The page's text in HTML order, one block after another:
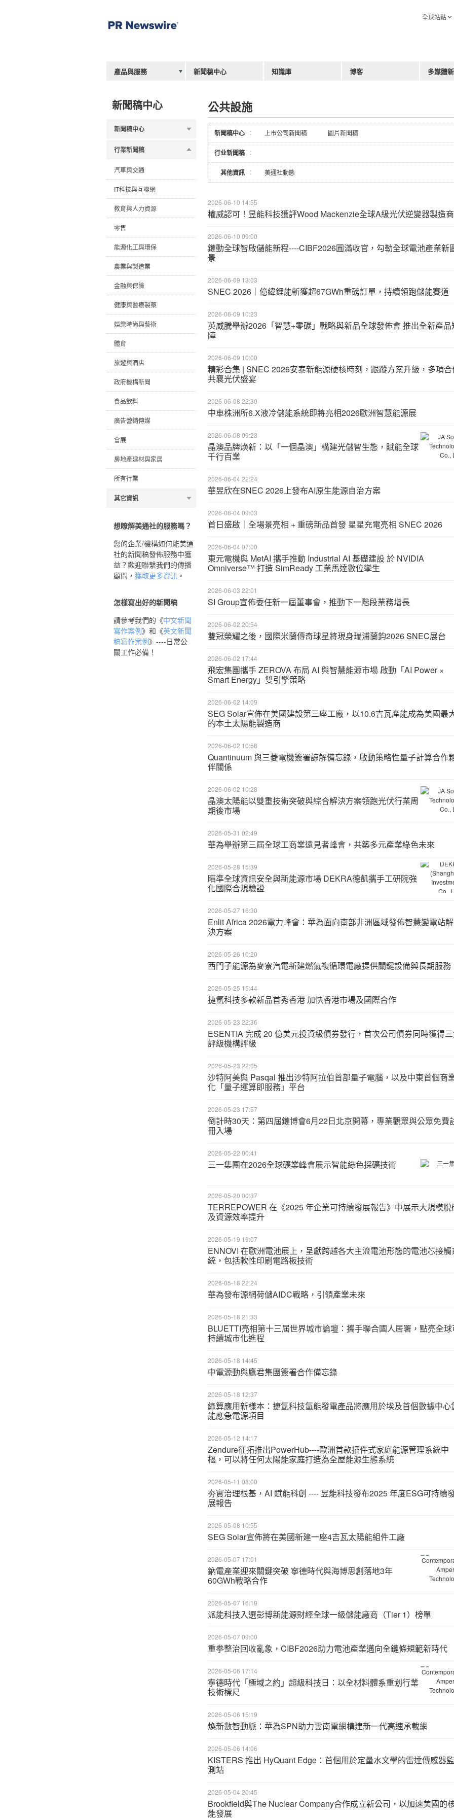
新聞稿中心
新聞稿中心
行業新聞稿
汽車與交通
IT科技與互聯網
教育與人力資源
零售
能源化工與環保
農業與製造業
金融與保險
健康與醫療製藥
娛樂時尚與藝術
體育
旅遊與酒店
政府機構新聞
食品飲料
廣告營銷傳媒
會展
房地產建材與家居
所有行業
其它資訊
想瞭解美通社的服務嗎？
您的企業/機構如何能美通
社的新聞稿發佈服務中獲
益？歡迎聯繫我們的傳播
顧問， 獲取更多資訊。
怎樣寫出好的新聞稿
請參考我們的《中文新聞
寫作案例》和《英文新聞
稿寫作案例》----日常公
關工作必備！
公共設施
新聞稿中心 ： 上市公司新聞稿 圖片新聞稿
行业新聞稿 ：
其他資訊 ： 美通社動態
2026-06-10 14:55
權威認可！昱能科技獲評Wood Mackenzie全球A級光伏逆變器製造商
2026-06-10 09:00
鏈動全球智啟儲能新程----CIBF2026圓滿收官，勾勒全球電池產業新
景
2026-06-09 13:03
SNEC 2026｜億緯鋰能斬獲超67GWh重磅訂單，持續領跑儲能賽道
2026-06-09 10:23
英威騰舉辦2026「智慧+零碳」戰略與新品全球發佈會 推出全新產品
陣
2026-06-09 10:00
精彩合集 | SNEC 2026安泰新能源硬核時刻，跟蹤方案升級，多項合
共襄光伏盛宴
2026-06-08 22:30
中車株洲所6.X液冷儲能系統即將亮相2026歐洲智慧能源展
2026-06-08 09:23
晶澳品牌煥新：以「一個晶澳」構建光儲智生態，賦能全球
千行百業
2026-06-04 22:24
華昱欣在SNEC 2026上發布AI原生能源自治方案
2026-06-04 09:03
首日盛啟｜全場景亮相 + 重磅新品首發 星星充電亮相 SNEC 2026
2026-06-04 07:00
東元電機與 MetAI 攜手推動 Industrial AI 基礎建設 於 NVIDIA
Omniverse™ 打造 SimReady 工業馬達數位孿生
2026-06-03 22:01
SI Group宣佈委任新一屆董事會，推動下一階段業務增長
2026-06-02 20:54
雙冠榮耀之後，國際米蘭傳奇球星將現身瑞浦蘭鈞2026 SNEC展台
2026-06-02 17:44
飛宏集團攜手 ZEROVA 布局 AI 與智慧能源市場 啟動「AI Power ×
Smart Energy」雙引擎策略
2026-06-02 14:09
SEG Solar宣佈在美國建設第三座工廠，以10.6吉瓦產能成為美國最
的本土太陽能製造商
2026-06-02 10:58
Quantinuum 與三菱電機簽署諒解備忘錄，啟動策略性量子計算合作
伴關係
2026-06-02 10:28
晶澳太陽能以雙重技術突破與綜合解決方案領跑光伏行業周
期後市場
2026-05-31 02:49
華為舉辦第三屆全球工商業遠見者峰會，共築多元產業綠色未來
2026-05-28 15:39
瞄準全球資訊安全與新能源市場 DEKRA德凱攜手工研院強
化國際合規驗證
2026-05-27 16:30
Enlit Africa 2026電力峰會：華為面向南部非洲區域發佈智慧變電站解
決方案
2026-05-26 10:20
西門子能源為麥寮汽電新建燃氣複循環電廠提供關鍵設備與長期服務
2026-05-25 15:44
捷氫科技多款新品首秀香港 加快香港市場及國際合作
2026-05-23 22:36
ESENTIA 完成 20 億美元投資級債券發行，首次公司債券同時獲得
評級機構評級
2026-05-23 22:05
沙特阿美與 Pasqal 推出沙特阿拉伯首部量子電腦，以及中東首個商
化「量子運算即服務」平台
2026-05-23 17:57
倒計時30天：第四屆鏈博會6月22日北京開幕，專業觀眾與公眾免費
冊入場
2026-05-22 00:41
三一集團在2026全球礦業峰會展示智能綠色採礦技術
2026-05-20 00:37
TERREPOWER 在《2025 年企業可持續發展報告》中展示大規模脫
及資源效率提升
2026-05-19 19:07
ENNOVI 在歐洲電池展上，呈獻跨越各大主流電池形態的電池芯接觸
統，包括軟性印刷電路板技術
2026-05-18 22:24
華為發布源網荷儲AIDC戰略，引領產業未來
2026-05-18 21:33
BLUETTI亮相第十三屆世界城市論壇：攜手聯合國人居署，點亮全球
持續城市化進程
2026-05-18 14:45
中電源動與鷹君集團簽署合作備忘錄
2026-05-18 12:37
綠算應用新樣本：捷氫科技氫能發電產品將應用於埃及首個數據中心
能應急電源項目
2026-05-12 14:17
Zendure征拓推出PowerHub----歐洲首款插件式家庭能源管理系統中
樞，可以將任何太陽能家庭打造為全屋能源生態系統
2026-05-11 08:00
夯實治理根基，AI 賦能科創 ---- 昱能科技發布2025 年度ESG可持續
展報告
2026-05-08 10:55
SEG Solar宣佈將在美國新建一座4吉瓦太陽能組件工廠
2026-05-07 17:01
鈉電產業迎來關鍵突破 寧德時代與海博思創落地3年
60GWh戰略合作
2026-05-07 16:19
派能科技入選彭博新能源財經全球一級儲能廠商（Tier 1）榜單
2026-05-07 09:00
重拳整治回收亂象，CIBF2026助力電池產業邁向全鏈條規範新時代
2026-05-06 17:14
寧德時代「極域之約」超級科技日：以全材料體系重划行業
技術標尺
2026-05-06 15:19
煥新數智動脈：華為SPN助力雲南電網構建新一代高速承載網
2026-05-06 14:06
KISTERS 推出 HyQuant Edge：首個用於定量水文學的雷達傳感器監
測站
2026-05-04 20:45
Brookfield與The Nuclear Company合作成立新公司，以加速美國的
能發展
全球站點
產品與服務 新聞稿中心 知識庫 博客 多媒體